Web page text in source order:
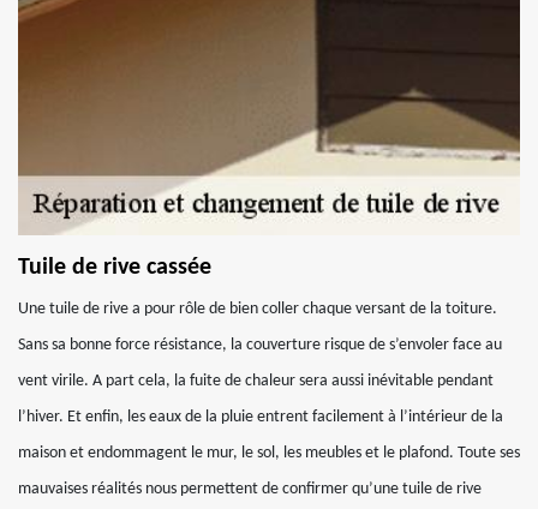
Tuile de rive cassée
Une tuile de rive a pour rôle de bien coller chaque versant de la toiture.
Sans sa bonne force résistance, la couverture risque de s’envoler face au
vent virile. A part cela, la fuite de chaleur sera aussi inévitable pendant
l’hiver. Et enfin, les eaux de la pluie entrent facilement à l’intérieur de la
maison et endommagent le mur, le sol, les meubles et le plafond. Toute ses
mauvaises réalités nous permettent de confirmer qu’une tuile de rive